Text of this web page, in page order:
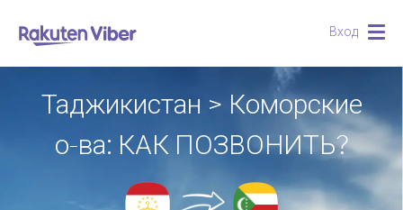
Вход
Таджикистан > Коморские
о-ва: КАК ПОЗВОНИТЬ?